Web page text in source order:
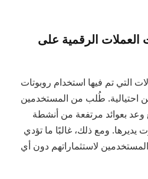
العملات الرقمية على
التي تم فيها استخدام روبوتات
احتيالية. طُلب من المستخدمين
وعد بعوائد مرتفعة من أنشطة
يديرها. ومع ذلك، غالبًا ما تؤدي
لاستثماراتهم دون أي